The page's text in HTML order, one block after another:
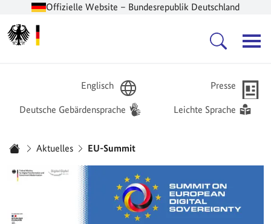
Offizielle Website – Bundesrepublik Deutschland
Englisch Presse
Deutsche Gebärdensprache Leichte Sprache
Aktuelles EU-Summit